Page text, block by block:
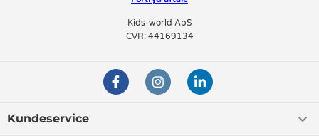
Kids-world ApS
CVR: 44169134
Kundeservice